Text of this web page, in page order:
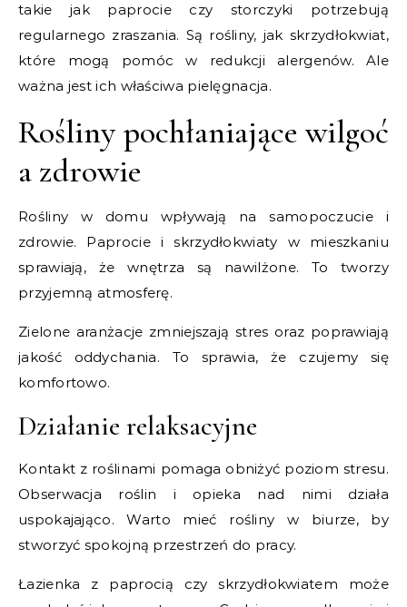
takie jak paprocie czy storczyki potrzebują
regularnego zraszania. Są rośliny, jak skrzydłokwiat,
które mogą pomóc w redukcji alergenów. Ale
ważna jest ich właściwa pielęgnacja.
Rośliny pochłaniające wilgoć
a zdrowie
Rośliny w domu wpływają na samopoczucie i
zdrowie. Paprocie i skrzydłokwiaty w mieszkaniu
sprawiają, że wnętrza są nawilżone. To tworzy
przyjemną atmosferę.
Zielone aranżacje zmniejszają stres oraz poprawiają
jakość oddychania. To sprawia, że czujemy się
komfortowo.
Działanie relaksacyjne
Kontakt z roślinami pomaga obniżyć poziom stresu.
Obserwacja roślin i opieka nad nimi działa
uspokajająco. Warto mieć rośliny w biurze, by
stworzyć spokojną przestrzeń do pracy.
Łazienka z paprocią czy skrzydłokwiatem może